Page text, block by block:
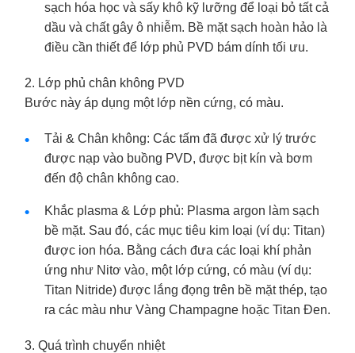
sạch hóa học và sấy khô kỹ lưỡng để loại bỏ tất cả
dầu và chất gây ô nhiễm. Bề mặt sạch hoàn hảo là
điều cần thiết để lớp phủ PVD bám dính tối ưu.
2. Lớp phủ chân không PVD
Bước này áp dụng một lớp nền cứng, có màu.
Tải & Chân không: Các tấm đã được xử lý trước
được nạp vào buồng PVD, được bịt kín và bơm
đến độ chân không cao.
Khắc plasma & Lớp phủ: Plasma argon làm sạch
bề mặt. Sau đó, các mục tiêu kim loại (ví dụ: Titan)
được ion hóa. Bằng cách đưa các loại khí phản
ứng như Nitơ vào, một lớp cứng, có màu (ví dụ:
Titan Nitride) được lắng đọng trên bề mặt thép, tạo
ra các màu như Vàng Champagne hoặc Titan Đen.
3. Quá trình chuyển nhiệt